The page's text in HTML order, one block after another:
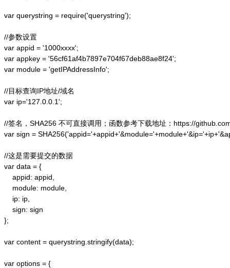
var querystring = require('querystring');
//参数设置
var appid = '1000xxxx';
var appkey = '56cf61af4b7897e704f67deb88ae8f24';
var module = 'getIPAddressInfo';
//目标查询IP地址/域名
var ip='127.0.0.1';
//签名，SHA256 不可直接调用；函数参考下载地址：https://
var sign =
//这是需要提交的数据
var data = {
    appid: appid,
    module: module,
    ip: ip,
    sign: sign
};
var content = querystring.stringify(data);
var options = {